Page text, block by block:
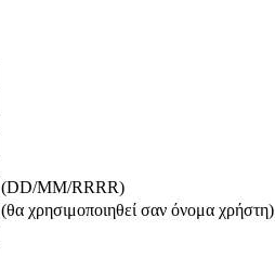
(DD/MM/RRRR)
(θα χρησιμοποιηθεί σαν όνομα χρήστη)